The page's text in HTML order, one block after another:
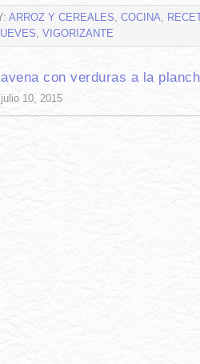
ARROZ Y CEREALES, COCINA,
, VIGORIZANTE
con verduras a la
10, 2015